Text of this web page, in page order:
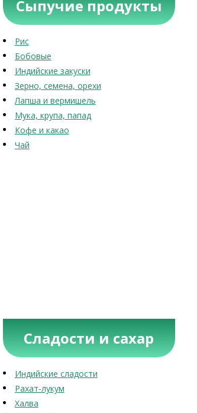
Сыпучие продукты
Рис
Бобовые
Индийские закуски
Зерно, семена, орехи
Лапша и вермишель
Мука, крупа, папад
Кофе и какао
Чай
Сладости и сахар
Индийские сладости
Рахат-лукум
Халва